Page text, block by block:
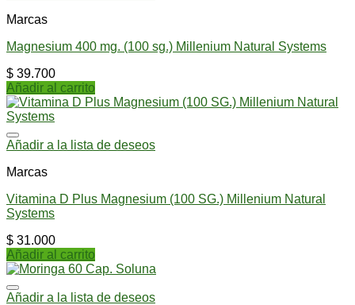
Marcas
Magnesium 400 mg. (100 sg.) Millenium Natural Systems
$ 39.700
Añadir al carrito
Añadir a la lista de deseos
Marcas
Vitamina D Plus Magnesium (100 SG.) Millenium Natural
Systems
$ 31.000
Añadir al carrito
Añadir a la lista de deseos